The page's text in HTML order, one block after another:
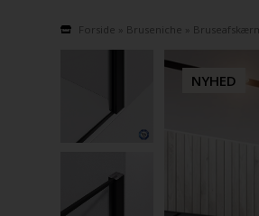
Forside Bruseniche
NYHED